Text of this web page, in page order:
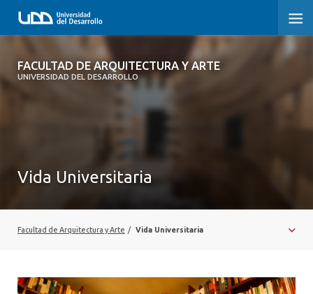
FACULTAD DE ARQUITECTURA Y ARTE
UNIVERSIDAD DEL DESARROLLO
FACULTAD DE ARQUITECTURA Y ARTE
VINCULACIÓN CON EL MEDIO
Vida Universitaria
Facultad de Arquitectura y Arte / Vida Universitaria